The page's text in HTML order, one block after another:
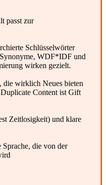
passt zur
Schlüsselwörter
WDF*IDF und
wirken gezielt.
die wirklich Neues bieten
Content ist Gift
Zeitlosigkeit) und klare
die von der